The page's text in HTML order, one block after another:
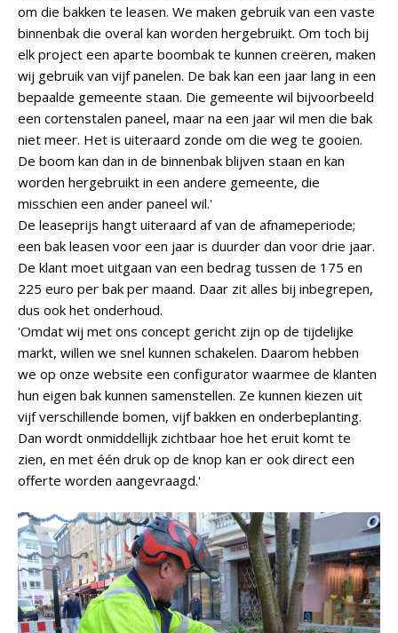
om die bakken te leasen. We maken gebruik van een vaste
binnenbak die overal kan worden hergebruikt. Om toch bij
elk project een aparte boombak te kunnen creëren, maken
wij gebruik van vijf panelen. De bak kan een jaar lang in een
bepaalde gemeente staan. Die gemeente wil bijvoorbeeld
een cortenstalen paneel, maar na een jaar wil men die bak
niet meer. Het is uiteraard zonde om die weg te gooien.
De boom kan dan in de binnenbak blijven staan en kan
worden hergebruikt in een andere gemeente, die
misschien een ander paneel wil.'
De leaseprijs hangt uiteraard af van de afnameperiode;
een bak leasen voor een jaar is duurder dan voor drie jaar.
De klant moet uitgaan van een bedrag tussen de 175 en
225 euro per bak per maand. Daar zit alles bij inbegrepen,
dus ook het onderhoud.
'Omdat wij met ons concept gericht zijn op de tijdelijke
markt, willen we snel kunnen schakelen. Daarom hebben
we op onze website een configurator waarmee de klanten
hun eigen bak kunnen samenstellen. Ze kunnen kiezen uit
vijf verschillende bomen, vijf bakken en onderbeplanting.
Dan wordt onmiddellijk zichtbaar hoe het eruit komt te
zien, en met één druk op de knop kan er ook direct een
offerte worden aangevraagd.'